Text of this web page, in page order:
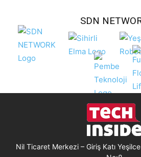
SDN
Nil Ticaret Merkezi – Giriş Katı